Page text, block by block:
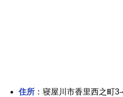
住所 ：寝屋川市香里西之町